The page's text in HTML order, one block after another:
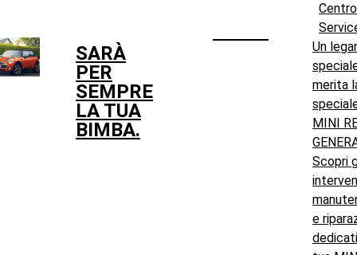
SARÀ
PER
SEMPRE
LA TUA
BIMBA.
Un
merita
MINI
Scopri
e